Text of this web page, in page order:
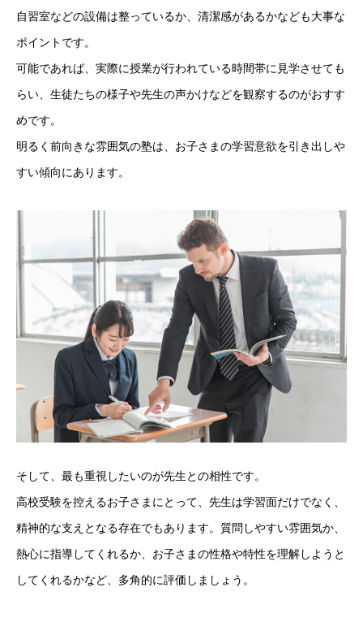
自習室などの設備は整っているか、清潔感があるかなども大事な
ポイントです。
可能であれば、実際に授業が行われている時間帯に見学させても
らい、生徒たちの様子や先生の声かけなどを観察するのがおすす
めです。
明るく前向きな雰囲気の塾は、お子さまの学習意欲を引き出しや
すい傾向にあります。
そして、最も重視したいのが先生との相性です。
高校受験を控えるお子さまにとって、先生は学習面だけでなく、
精神的な支えとなる存在でもあります。質問しやすい雰囲気か、
熱心に指導してくれるか、お子さまの性格や特性を理解しようと
してくれるかなど、多角的に評価しましょう。